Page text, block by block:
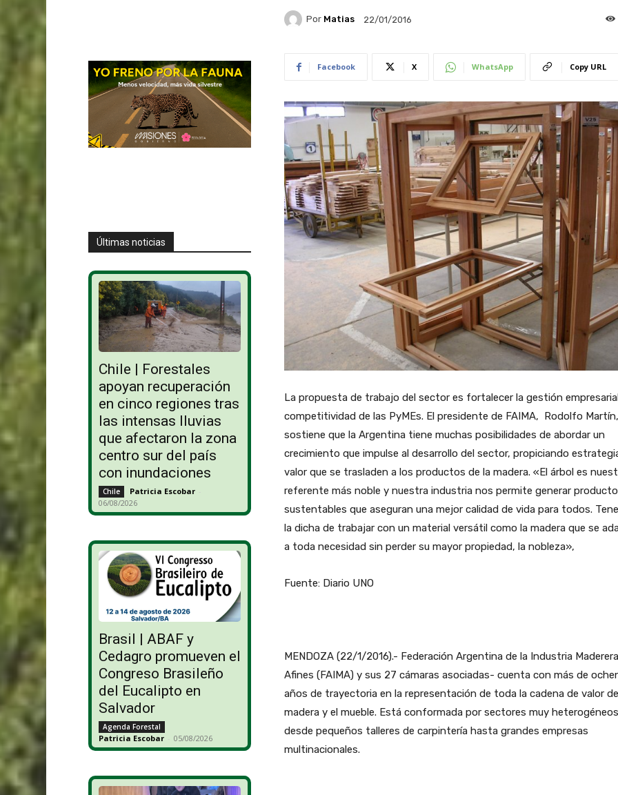
Últimas noticias
Chile | Forestales
apoyan recuperación
en cinco regiones tras
las intensas lluvias
que afectaron la zona
centro sur del país
con inundaciones
Chile Patricia Escobar -
06/08/2026
Brasil | ABAF y
Cedagro promueven el
Congreso Brasileño
del Eucalipto en
Salvador
Agenda Forestal
Patricia Escobar - 05/08/2026
Por Matias 22/01/2016
Facebook X WhatsApp Copy URL
La propuesta de trabajo del sector es fortalecer la gestión
competitividad de las PyMEs. El presidente de FAIMA, Rodolfo Martín,
sostiene que la Argentina tiene muchas posibilidades de abordar un
crecimiento que impulse al desarrollo del sector, propiciando
valor que se trasladen a los productos de la madera. «El árbol es
referente más noble y nuestra industria nos permite generar
sustentables que aseguran una mejor calidad de vida para todos.
la dicha de trabajar con un material versátil como la madera que se
a toda necesidad sin perder su mayor propiedad, la nobleza»,
Fuente: Diario UNO
MENDOZA (22/1/2016).- Federación Argentina de la Industria
Afines (FAIMA) y sus 27 cámaras asociadas- cuenta con más de
años de trayectoria en la representación de toda la cadena de valor
madera y el mueble. Está conformada por sectores muy heterogéneos
desde pequeños talleres de carpintería hasta grandes empresas
multinacionales.